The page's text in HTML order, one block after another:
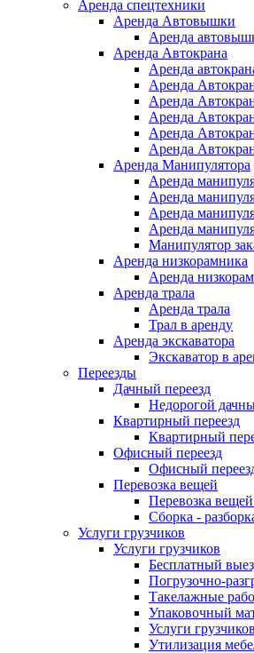
Аренда спецтехники
Аренда Автовышки
Аренда
Аренда Автокрана
Аренда
Аренда
Аренда
Аренда
Аренда
Аренда
Аренда Манипулятора
Аренда
Аренда
Аренда
Аренда
Манипулятор
Аренда низкорамника
Аренда
Аренда трала
Аренда трала
Трал в аренду
Аренда экскаватора
Экскаватор в
Переезды
Дачный переезд
Недорогой
Квартирный переезд
Квартирный
Офисный переезд
Офисный
Перевозка вещей
Перевозка
Сборка -
Услуги грузчиков
Услуги грузчиков
Бесплатный
Погрузочно-
Такелажные
Упаковочный
Услуги грузчиков
Утилизация